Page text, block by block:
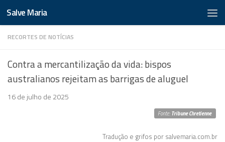
Salve Maria
RECORTES DE NOTÍCIAS
Contra a mercantilização da vida: bispos
australianos rejeitam as barrigas de aluguel
16 de julho de 2025
Fonte:Tribune Chretienne
Tradução e grifos por salvemaria.com.br